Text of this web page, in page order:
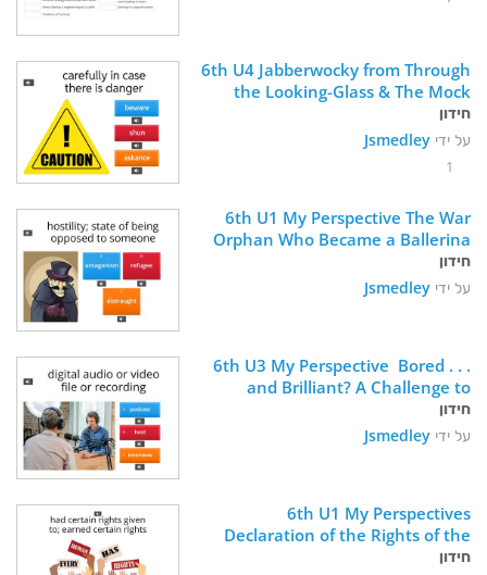
Turtle's Song
חידון
על ידי Jsmedley
Orphan Who Became a Ballerina
חידון
על ידי Jsmedley
Vocabulary
חידון
על ידי Jsmedley
Child
חידון